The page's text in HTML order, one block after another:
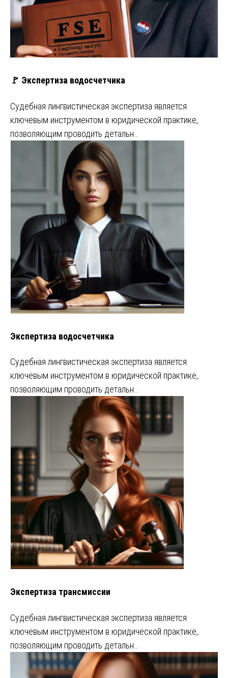
🚩 Экспертиза водосчетчика
Судебная лингвистическая экспертиза является
ключевым инструментом в юридической практике,
позволяющим проводить детальн…
Экспертиза водосчетчика
Судебная лингвистическая экспертиза является
ключевым инструментом в юридической практике,
позволяющим проводить детальн…
Экспертиза трансмиссии
Судебная лингвистическая экспертиза является
ключевым инструментом в юридической практике,
позволяющим проводить детальн…